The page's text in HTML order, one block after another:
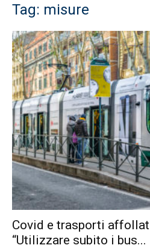
Tag: misure
Covid e trasporti
“Utilizzare subito i bus...